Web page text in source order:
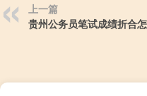
上一篇
贵州公务员笔试成绩折合